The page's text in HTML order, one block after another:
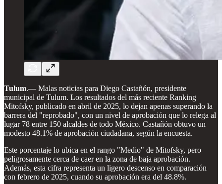
Tulum.— Malas noticias para Diego Castañón, presidente
municipal de Tulum. Los resultados del más reciente Ranking
Mitofsky, publicado en abril de 2025, lo dejan apenas superando la
barrera del "reprobado", con un nivel de aprobación que lo relega al
lugar 78 entre 150 alcaldes de todo México. Castañón obtuvo un
modesto 48.1% de aprobación ciudadana, según la encuesta.
Este porcentaje lo ubica en el rango "Medio" de Mitofsky, pero
peligrosamente cerca de caer en la zona de baja aprobación.
Además, esta cifra representa un ligero descenso en comparación
con febrero de 2025, cuando su aprobación era del 48.8%.